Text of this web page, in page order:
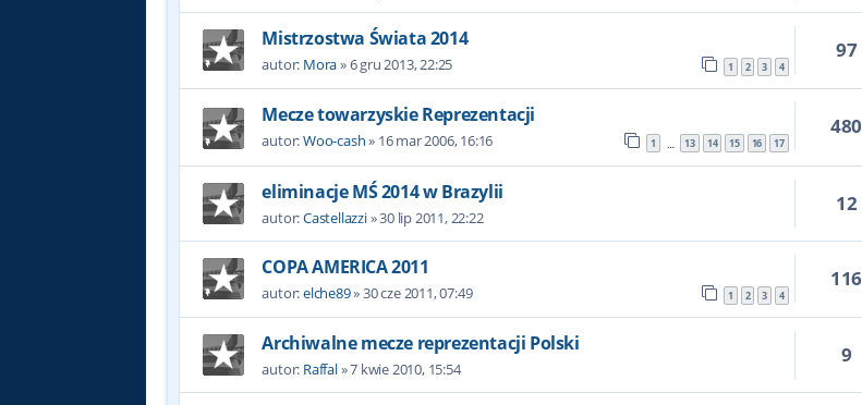
Mistrzostwa Świata 2014
autor: Mora»6 gru 2013, 22:25 1 2 3 4
97
Mecze towarzyskie Reprezentacji
autor:Woo-cash» 16 mar 2006, 16:16 1 … 13 14 15 16 17
480
eliminacje MŚ 2014 w Brazylii
autor:Castellazzi»30 lip 2011, 22:22
12
COPA AMERICA 2011
autor:elche89»30 cze 2011, 07:49 1 2 3 4
116
Archiwalne mecze reprezentacji Polski
autor: Raffal»7 kwie 2010, 15:54
9